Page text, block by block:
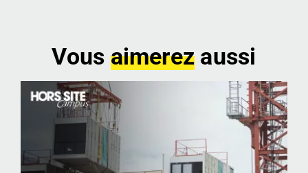
Vous aimerez aussi